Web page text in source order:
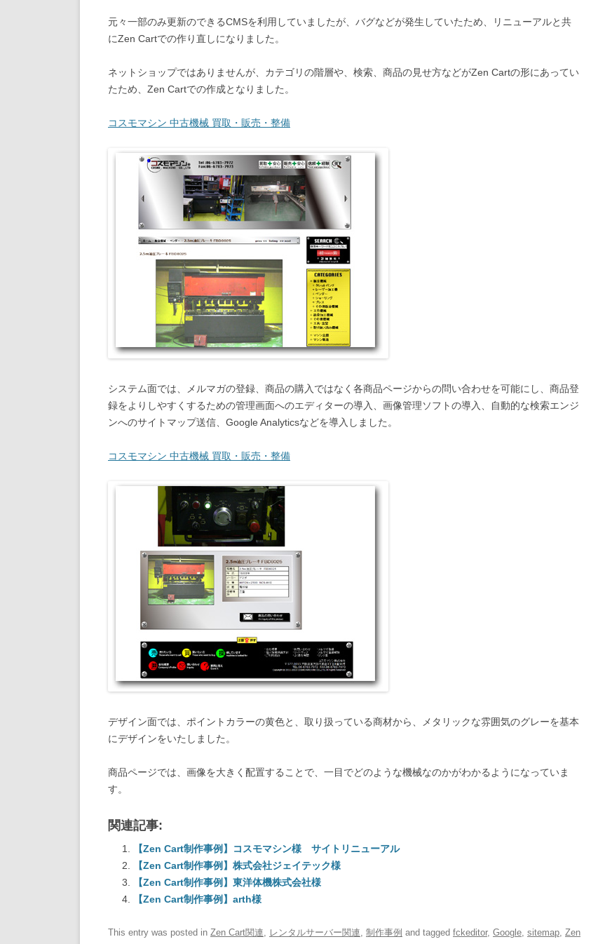
元々一部のみ更新のできるCMSを利用していましたが、バグなどが発生していたため、リニューアルと共
にZen Cartでの作り直しになりました。
ネットショップではありませんが、カテゴリの階層や、検索、商品の見せ方などがZen Cartの形にあってい
たため、Zen Cartでの作成となりました。
コスモマシン 中古機械 買取・販売・整備
システム面では、メルマガの登録、商品の購入ではなく各商品ページからの問い合わせを可能にし、商品登
録をよりしやすくするための管理画面へのエディターの導入、画像管理ソフトの導入、自動的な検索エンジ
ンへのサイトマップ送信、Google Analyticsなどを導入しました。
コスモマシン 中古機械 買取・販売・整備
デザイン面では、ポイントカラーの黄色と、取り扱っている商材から、メタリックな雰囲気のグレーを基本
にデザインをいたしました。
商品ページでは、画像を大きく配置することで、一目でどのような機械なのかがわかるようになっていま
す。
関連記事:
【Zen Cart制作事例】コスモマシン様 サイトリニューアル
【Zen Cart制作事例】株式会社ジェイテック様
【Zen Cart制作事例】東洋体機株式会社様
【Zen Cart制作事例】arth様
This entry was posted in Zen Cart関連, レンタルサーバー関連, 制作事例 and tagged fckeditor, Google, sitemap, Zen